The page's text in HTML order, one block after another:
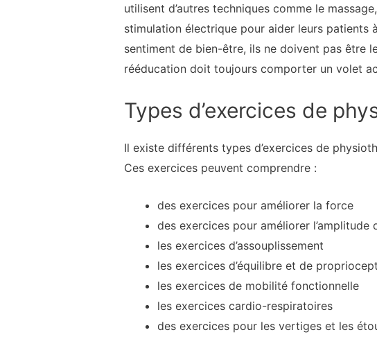
utilisent d’autres techniques comme le
stimulation électrique pour aider leurs patients
sentiment de bien-être, ils ne doivent pas être
rééducation doit toujours comporter un volet
Types d’exercices de
Il existe différents types d’exercices de
Ces exercices peuvent comprendre :
des exercices pour améliorer la force
des exercices pour améliorer l’amplitude
les exercices d’assouplissement
les exercices d’équilibre et de
les exercices de mobilité fonctionnelle
les exercices cardio-respiratoires
des exercices pour les vertiges et les